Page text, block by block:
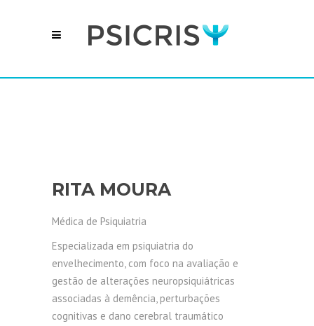
RITA MOURA
Médica de Psiquiatria
Especializada em psiquiatria do
envelhecimento, com foco na avaliação e
gestão de alterações neuropsiquiátricas
associadas à demência, perturbações
cognitivas e dano cerebral traumático